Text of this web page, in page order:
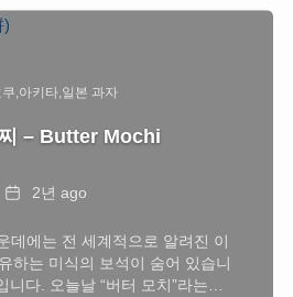
아키타 일본 과자
– Butter Mochi
Date2년 ago
데에는 전 세계적으로 알려진 이
하는 미식의 보석이 숨어 있습니
니다. 오늘날 “버터 모치”라는…